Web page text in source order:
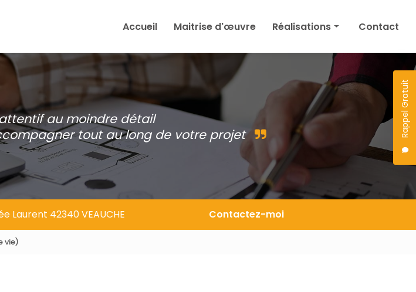
Rappel Gratuit
Accueil
Maitrise d'œuvre Réalisations
Agrandissement
Permis de construire
Autres
Projet en cours
Contact
au moindre détail
tout au long de votre projet
Laurent 42340 VEAUCHE Contactez-moi
vie)